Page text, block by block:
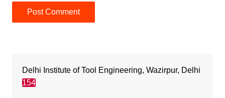
Delhi Institute of Tool Engineering, Wazirpur, Delhi
154